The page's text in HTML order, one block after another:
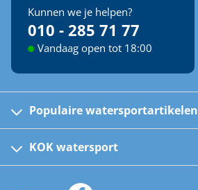
Kunnen we je helpen?
010 - 285 71 77
Vandaag open tot 18:00
Populaire watersportartikelen
Kinder reddingsvesten
Automatische reddingsvesten
Zeilkleding
KOK watersport
Klantenservice